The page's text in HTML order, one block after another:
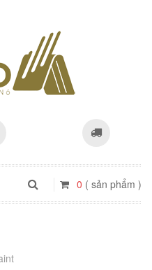
0 ( sản phẩm )